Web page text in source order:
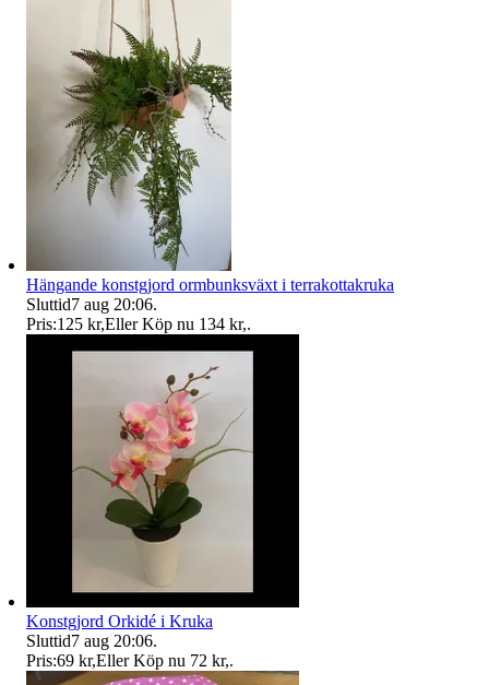
Hängande konstgjord ormbunksväxt i terrakottakruka
Sluttid7 aug 20:06.
Pris:125 kr,Eller Köp nu 134 kr,.
Konstgjord Orkidé i Kruka
Sluttid7 aug 20:06.
Pris:69 kr,Eller Köp nu 72 kr,.